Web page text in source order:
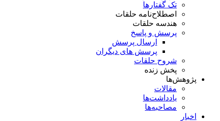
تک گفتارها
اصطلاح‌نامه حلقات
هندسه حلقات
پرسش و پاسخ
ارسال پرسش
پرسش های دیگران
شروح حلقات
پخش زنده
پژوهش‌ها
مقالات
یادداشت‌ها
مصاحبه‌ها
اخبار